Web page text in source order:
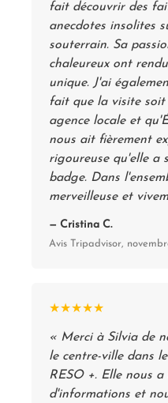
fait découvrir des
anecdotes insolites
souterrain. Sa
chaleureux ont
unique. J'ai
fait que la visite soit
agence locale et
nous ait fièrement
rigoureuse qu'elle a
badge. Dans
merveilleuse et
— Cristina C.
Avis Tripadvisor,
★★★★★
« Merci à Silvia de
le centre-ville dans
RESO +. Elle nous
d'informations et